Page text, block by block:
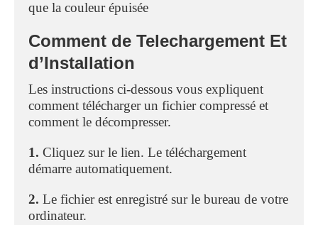
que la couleur épuisée
Comment de Telechargement Et
d’Installation
Les instructions ci-dessous vous expliquent
comment télécharger un fichier compressé et
comment le décompresser.
1. Cliquez sur le lien. Le téléchargement
démarre automatiquement.
2. Le fichier est enregistré sur le bureau de votre
ordinateur.